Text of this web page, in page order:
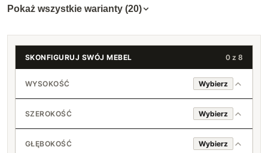
Pokaż wszystkie warianty (20)
SKONFIGURUJ SWÓJ MEBEL 0 z 8
WYSOKOŚĆ Wybierz
180 cm
200 cm +150 zł
SZEROKOŚĆ Wybierz
40 cm
GŁĘBOKOŚĆ Wybierz